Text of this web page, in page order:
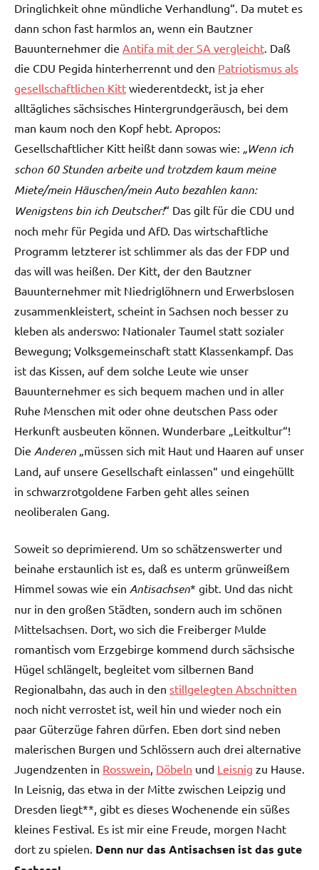
Dringlichkeit ohne mündliche Verhandlung“. Da mutet es
dann schon fast harmlos an, wenn ein Bautzner
Bauunternehmer die Antifa mit der SA vergleicht. Daß
die CDU Pegida hinterherrennt und den Patriotismus als
gesellschaftlichen Kitt wiederentdeckt, ist ja eher
alltägliches sächsisches Hintergrundgeräusch, bei dem
man kaum noch den Kopf hebt. Apropos:
Gesellschaftlicher Kitt heißt dann sowas wie: „Wenn ich
schon 60 Stunden arbeite und trotzdem kaum meine
Miete/mein Häuschen/mein Auto bezahlen kann:
Wenigstens bin ich Deutscher!“ Das gilt für die CDU und
noch mehr für Pegida und AfD. Das wirtschaftliche
Programm letzterer ist schlimmer als das der FDP und
das will was heißen. Der Kitt, der den Bautzner
Bauunternehmer mit Niedriglöhnern und Erwerbslosen
zusammenkleistert, scheint in Sachsen noch besser zu
kleben als anderswo: Nationaler Taumel statt sozialer
Bewegung; Volksgemeinschaft statt Klassenkampf. Das
ist das Kissen, auf dem solche Leute wie unser
Bauunternehmer es sich bequem machen und in aller
Ruhe Menschen mit oder ohne deutschen Pass oder
Herkunft ausbeuten können. Wunderbare „Leitkultur“!
Die Anderen „müssen sich mit Haut und Haaren auf unser
Land, auf unsere Gesellschaft einlassen“ und eingehüllt
in schwarzrotgoldene Farben geht alles seinen
neoliberalen Gang.
Soweit so deprimierend. Um so schätzenswerter und
beinahe erstaunlich ist es, daß es unterm grünweißem
Himmel sowas wie ein Antisachsen* gibt. Und das nicht
nur in den großen Städten, sondern auch im schönen
Mittelsachsen. Dort, wo sich die Freiberger Mulde
romantisch vom Erzgebirge kommend durch sächsische
Hügel schlängelt, begleitet vom silbernen Band
Regionalbahn, das auch in den stillgelegten Abschnitten
noch nicht verrostet ist, weil hin und wieder noch ein
paar Güterzüge fahren dürfen. Eben dort sind neben
malerischen Burgen und Schlössern auch drei alternative
Jugendzenten in Rosswein, Döbeln und Leisnig zu Hause.
In Leisnig, das etwa in der Mitte zwischen Leipzig und
Dresden liegt**, gibt es dieses Wochenende ein süßes
kleines Festival. Es ist mir eine Freude, morgen Nacht
dort zu spielen. Denn nur das Antisachsen ist das gute